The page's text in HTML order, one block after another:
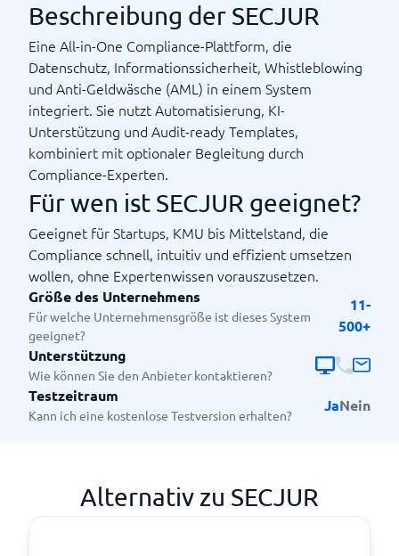
Beschreibung der SECJUR
Eine All-in-One Compliance-Plattform, die
Datenschutz, Informationssicherheit, Whistleblowing
und Anti-Geldwäsche (AML) in einem System
integriert. Sie nutzt Automatisierung, KI-
Unterstützung und Audit-ready Templates,
kombiniert mit optionaler Begleitung durch
Compliance-Experten.
Für wen ist SECJUR geeignet?
Geeignet für Startups, KMU bis Mittelstand, die
Compliance schnell, intuitiv und effizient umsetzen
wollen, ohne Expertenwissen vorauszusetzen.
Größe des Unternehmens
Für welche Unternehmensgröße ist dieses System
geeignet?
11-
500+
Unterstützung
Wie können Sie den Anbieter kontaktieren?
Testzeitraum
Kann ich eine kostenlose Testversion erhalten?
JaNein
Alternativ zu SECJUR